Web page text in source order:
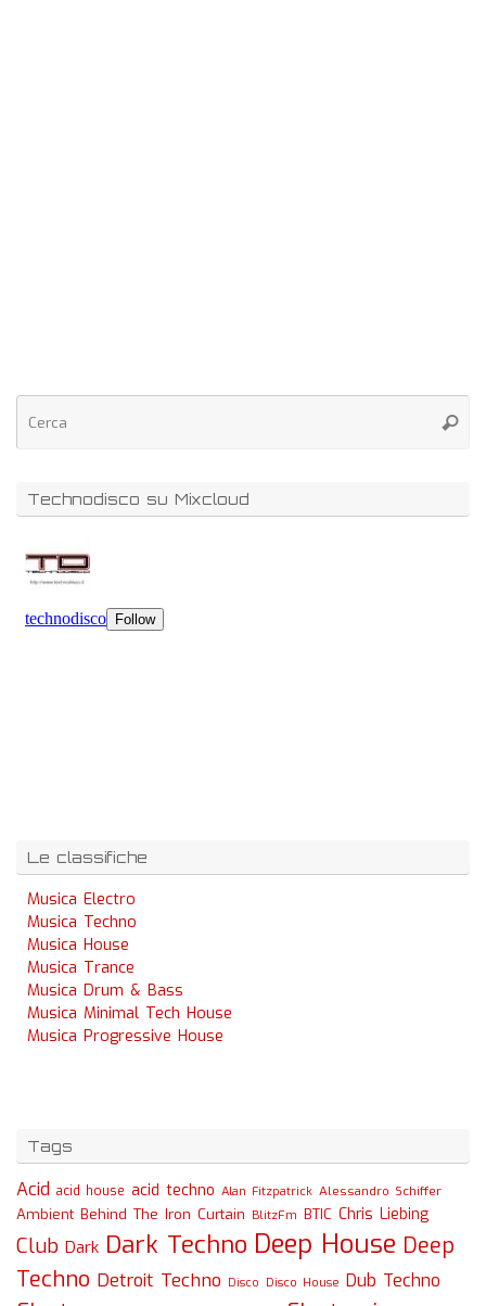
Technodisco su Mixcloud
Le classifiche
Musica Electro
Musica Techno
Musica House
Musica Trance
Musica Drum & Bass
Musica Minimal Tech House
Musica Progressive House
Tags
Acid acid house acid techno Alan Fitzpatrick Alessandro Schiffer
Ambient Behind The Iron Curtain BlitzFm BTIC Chris Liebing
Club Dark Dark Techno Deep House Deep
Techno Detroit Techno Disco Disco House Dub Techno